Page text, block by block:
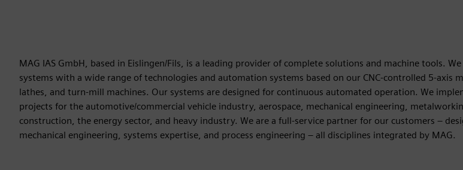
MAG IAS GmbH, based in Eislingen/Fils, is a leading provider of complete solutions and machine tools.
systems with a wide range of technologies and automation systems based on our CNC-controlled 5-axis
lathes, and turn-mill machines. Our systems are designed for continuous automated operation. We
projects for the automotive/commercial vehicle industry, aerospace, mechanical engineering,
construction, the energy sector, and heavy industry. We are a full-service partner for our customers –
mechanical engineering, systems expertise, and process engineering – all disciplines integrated by MAG.